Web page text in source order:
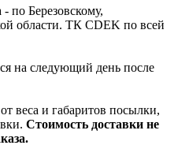
по Березовскому,
области. ТК CDEK по всей
на следующий день после
веса и габаритов посылки,
Стоимость доставки не